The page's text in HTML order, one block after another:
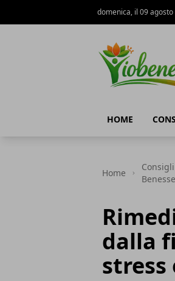
domenica, il 09 agosto
HOME
Home
dalla
stress